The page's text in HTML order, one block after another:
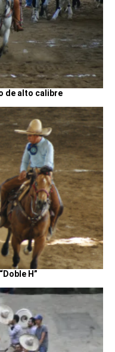
de alto calibre
H”